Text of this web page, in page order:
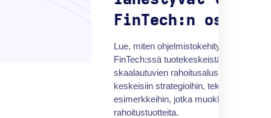
FinTech:n osalta?
Lue, miten ohjelmistokehitysyritykset
FinTech:ssä tuotekeskeistä
skaalautuvien rahoitusalustojen
keskeisiin strategioihin, teknologioihin
esimerkkeihin, jotka muokkaavat
rahoitustuotteita.